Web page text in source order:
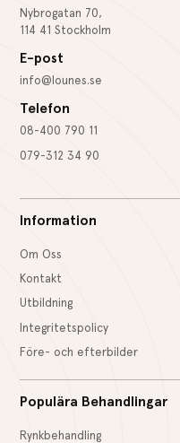
Nybrogatan 70,
114 41 Stockholm
E-post
info@lounes.se
Telefon
08-400 790 11
079-312 34 90
Information
Om Oss
Kontakt
Utbildning
Integritetspolicy
Före- och efterbilder
Populära Behandlingar
Rynkbehandling